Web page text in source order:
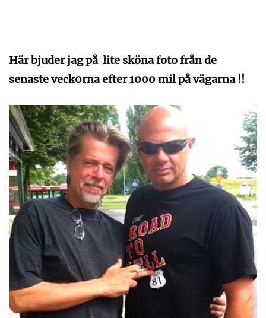
Här bjuder jag på lite sköna foto från de
senaste veck0rna efter 1000 mil på vägarna !!